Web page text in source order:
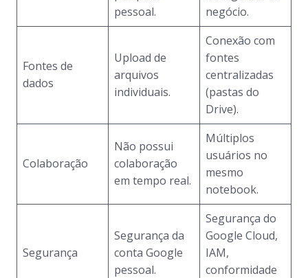
pessoal.
negócio.
Fontes de
dados
Upload de
arquivos
individuais.
Conexão com
fontes
centralizadas
(pastas do
Drive).
Colaboração
Não possui
colaboração
em tempo real.
Múltiplos
usuários no
mesmo
notebook.
Segurança
Segurança da
conta Google
pessoal.
Segurança do
Google Cloud,
IAM,
conformidade